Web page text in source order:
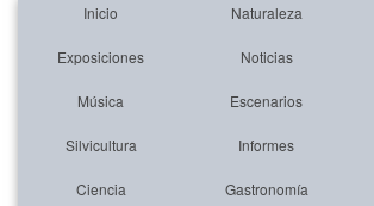
Inicio Naturaleza
Exposiciones Noticias
Música Escenarios
Silvicultura Informes
Ciencia Gastronomía